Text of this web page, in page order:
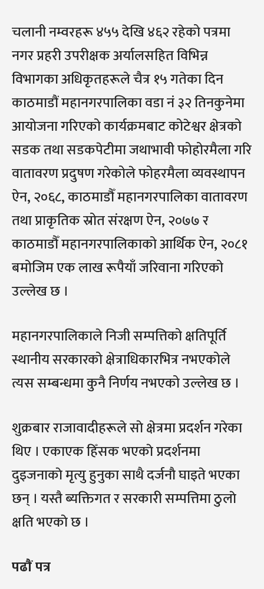
चलानी नम्वरहरू ४५५ देखि ४६२ रहेको पत्रमा
नगर प्रहरी उपरीक्षक अर्यालसहित विभिन्न
विभागका अधिकृतहरूले चैत्र १५ गतेका दिन
काठमाडौं महानगरपालिका वडा नं ३२ तिनकुनेमा
आयोजना गरिएको कार्यक्रमबाट कोटेश्वर क्षेत्रको
सडक तथा सडकपेटीमा जथाभावी फोहोरमैला गरि
वातावरण प्रदुषण गरेकोले फोहरमैला व्यवस्थापन
ऐन, २०६८, काठमाडौँ महानगरपालिका वातावरण
तथा प्राकृतिक स्रोत संरक्षण ऐन, २०७७ र
काठमाडौँ महानगरपालिकाको आर्थिक ऐन, २०८१
बमोजिम एक लाख रूपैयाँ जरिवाना गरिएको
उल्लेख छ ।
महानगरपालिकाले निजी सम्पत्तिको क्षतिपूर्ति
स्थानीय सरकारको क्षेत्राधिकारभित्र नभएकोले
त्यस सम्बन्धमा कुनै निर्णय नभएको उल्लेख छ ।
शुक्रबार राजावादीहरूले साे क्षेत्रमा प्रदर्शन गरेका
थिए । एकाएक हिँसक भएकाे प्रदर्शनमा
दुइजनाकाे मृत्यु हुनुका साथै दर्जनाै घाइते भएका
छन् । यस्तै ब्यक्तिगत र सरकारी सम्पत्तिमा ठुलाे
क्षति भएकाे छ ।
पढाैं पत्र